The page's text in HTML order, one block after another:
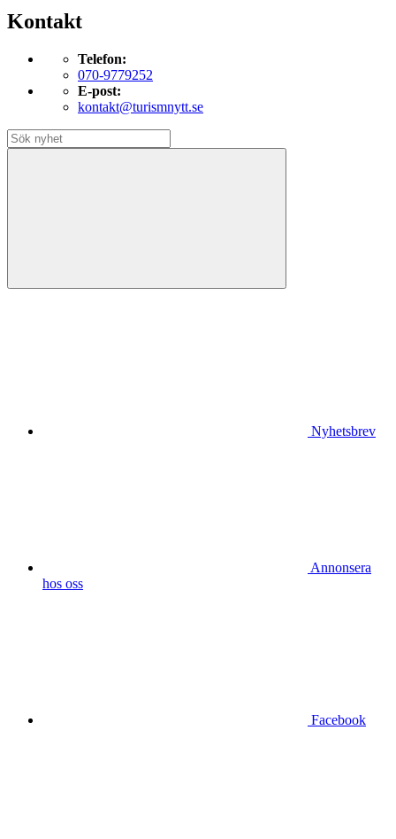
Kontakt
Telefon:
070-9779252
E-post:
kontakt@turismnytt.se
Nyhetsbrev
Annonsera
hos oss
Facebook